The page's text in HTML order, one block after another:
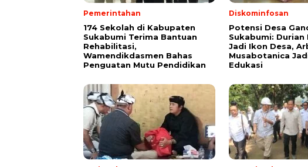
Pemerintahan
174 Sekolah di Kabupaten
Sukabumi Terima Bantuan
Rehabilitasi,
Wamendikdasmen Bahas
Penguatan Mutu Pendidikan
Diskominfosan
Potensi Desa
Sukabumi: Durian
Jadi Ikon Desa,
Musabotanica
Edukasi